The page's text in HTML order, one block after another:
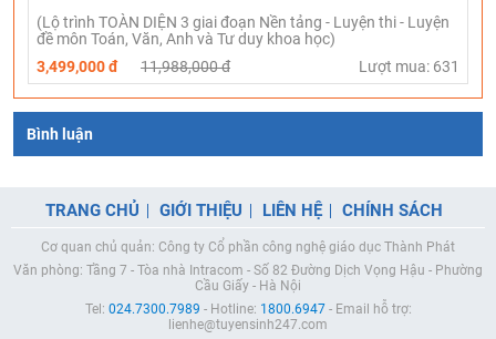
(Lộ trình TOÀN DIỆN 3 giai đoạn Nền tảng - Luyện thi - Luyện
đề môn Toán, Văn, Anh và Tư duy khoa học)
3,499,000 đ
11,988,000 đ Lượt mua: 631
Bình luận
TRANG CHỦ GIỚI THIỆU LIÊN HỆ CHÍNH SÁCH
Cơ quan chủ quản: Công ty Cổ phần công nghệ giáo dục Thành Phát
Văn phòng: Tầng 7 - Tòa nhà Intracom - Số 82 Đường Dịch Vọng Hậu - Phường
Cầu Giấy - Hà Nội
Tel: 024.7300.7989 - Hotline: 1800.6947- Email hỗ trợ:
lienhe@tuyensinh247.com